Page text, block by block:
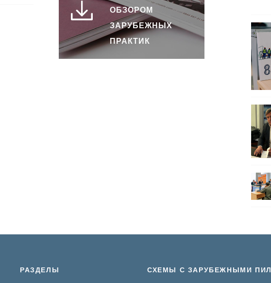
ОБЗОРОМ
ЗАРУБЕЖНЫХ
ПРАКТИК
РАЗДЕЛЫ СХЕМЫ С ЗАРУБЕЖНЫМИ ПИЛ